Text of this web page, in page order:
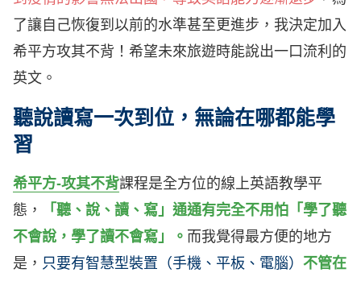
了讓自己恢復到以前的水準甚至更進步，我決定加入
希平方攻其不背！希望未來旅遊時能說出一口流利的
英文。
聽說讀寫一次到位，無論在哪都能學
習
希平方-攻其不背課程是全方位的線上英語教學平
態，
「聽、說、讀、寫」通通有完全不用怕「學了聽
不會說，學了讀不會寫」。 而我覺得最方便的地方
是， 只要有智慧型裝置（手機、平板、電腦） 不管在